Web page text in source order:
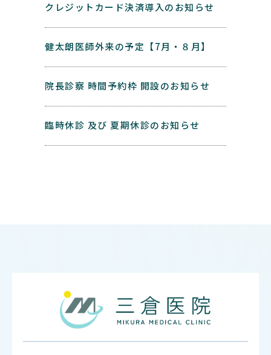
クレジットカード決済導入のお知らせ
健太朗医師外来の予定【7月・８月】
院長診察 時間予約枠 開設のお知らせ
臨時休診 及び 夏期休診のお知らせ